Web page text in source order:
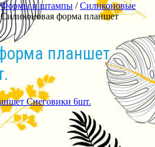
Формы и штампы /Силиконовые
форма планшет
планшет